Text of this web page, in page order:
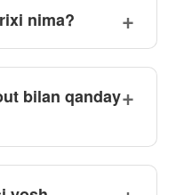
nima?
bilan qanday